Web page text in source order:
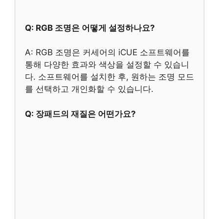
Q: RGB 조명은 어떻게 설정하나요?
A: RGB 조명은 커세어의 iCUE 소프트웨어를
통해 다양한 효과와 색상을 설정할 수 있습니
다. 소프트웨어를 설치한 후, 원하는 조명 모드
를 선택하고 개인화할 수 있습니다.
Q: 장패드의 재질은 어떤가요?